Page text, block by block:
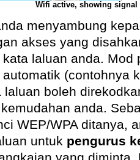
Wifi active, showing signal
menyambung
akses yang
laluan anda. Mod
(contohnya
laluan boleh
anda.
WEP/WPA ditanya,
untuk pengurus